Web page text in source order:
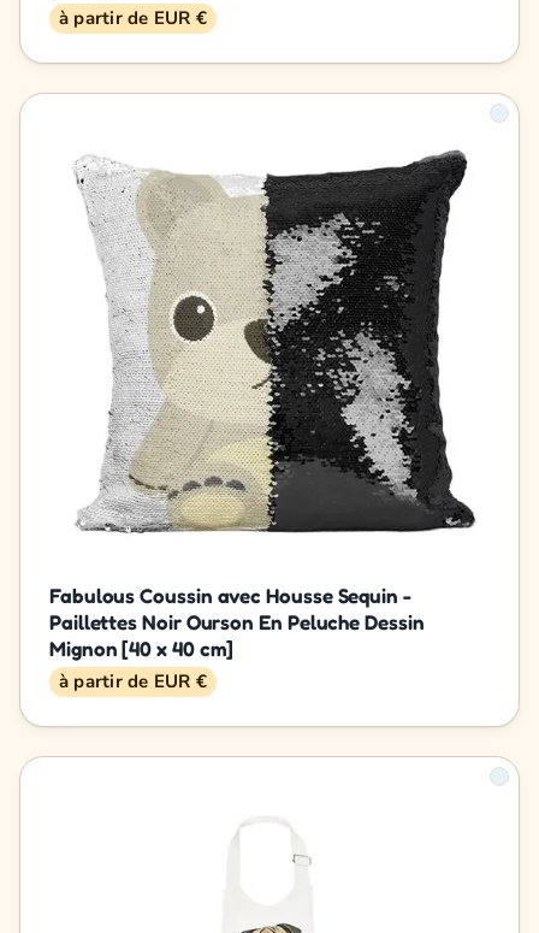
à partir de EUR €
Fabulous Coussin avec Housse Sequin -
Paillettes Noir Ourson En Peluche Dessin
Mignon [40 x 40 cm]
à partir de EUR €